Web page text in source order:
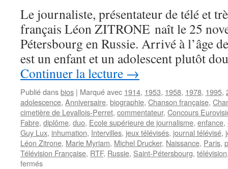
Le journaliste, présentateur de télé et
français Léon ZITRONE naît le 25
Pétersbourg en Russie. Arrivé à l’âge
est un enfant et un adolescent plutôt
Continuer la lecture →
Publié dansbios | Marqué avec 1914, 1953, 1958, 1978, 1995,
adolescence, Anniversaire, biographie, Chanson française,
cimetière de Levallois-Perret, commentateur, Concours
Fabre, diplôme, duo, Ecole supérieure de journalisme, enfance,
Guy Lux, inhumation, Intervilles, jeux télévisés, journal télévisé,
Léon Zitrone, Marie Myriam, Michel Drucker, Naissance, Paris,
Télévision Française, RTF, Russie, Saint-Pétersbourg, télévision
ferméssur